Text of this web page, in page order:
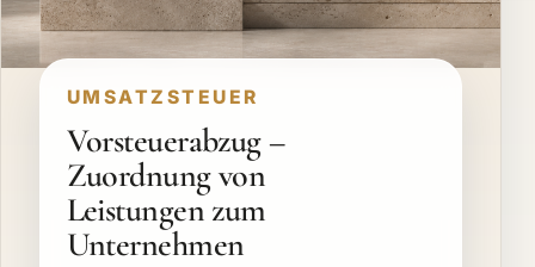
UMSATZSTEUER
Vorsteuerabzug –
Zuordnung von
Leistungen zum
Unternehmen